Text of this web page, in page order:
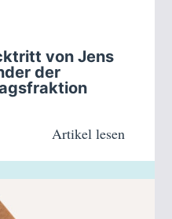
von Jens
der
Artikel lesen